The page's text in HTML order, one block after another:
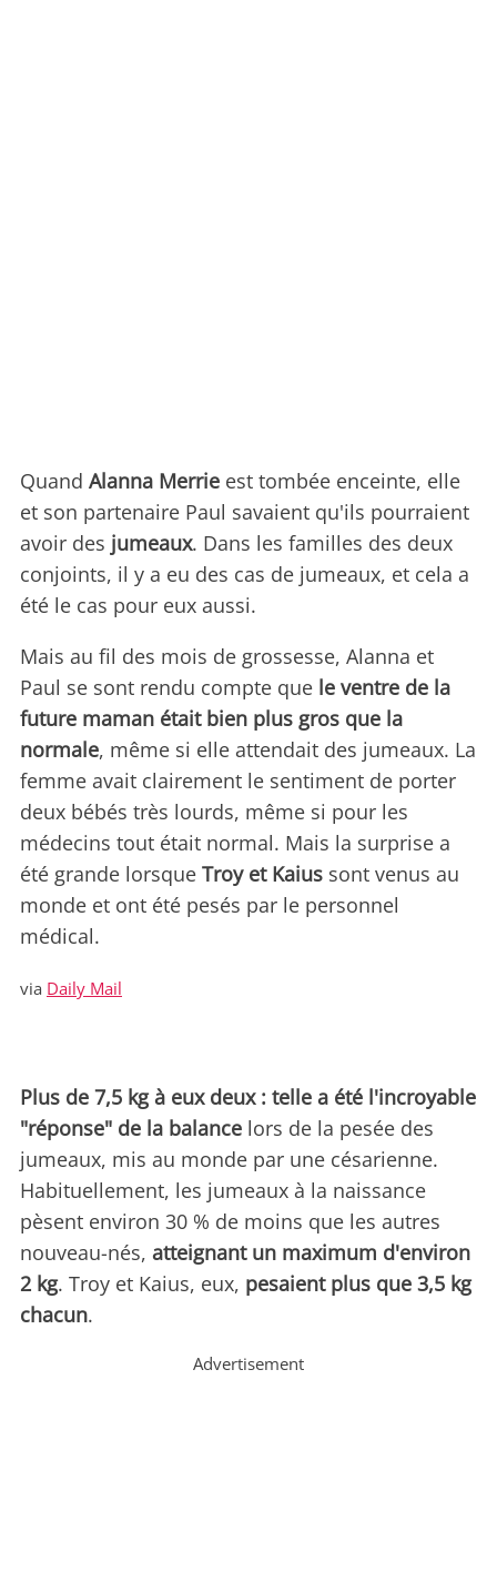
Quand Alanna Merrie est tombée enceinte, elle
et son partenaire Paul savaient qu'ils pourraient
avoir des jumeaux. Dans les familles des deux
conjoints, il y a eu des cas de jumeaux, et cela a
été le cas pour eux aussi.
Mais au fil des mois de grossesse, Alanna et
Paul se sont rendu compte que le ventre de la
future maman était bien plus gros que la
normale, même si elle attendait des jumeaux. La
femme avait clairement le sentiment de porter
deux bébés très lourds, même si pour les
médecins tout était normal. Mais la surprise a
été grande lorsque Troy et Kaius sont venus au
monde et ont été pesés par le personnel
médical.
via Daily Mail
Plus de 7,5 kg à eux deux : telle a été l'incroyable
"réponse" de la balance lors de la pesée des
jumeaux, mis au monde par une césarienne.
Habituellement, les jumeaux à la naissance
pèsent environ 30 % de moins que les autres
nouveau-nés, atteignant un maximum d'environ
2 kg. Troy et Kaius, eux, pesaient plus que 3,5 kg
chacun.
Advertisement